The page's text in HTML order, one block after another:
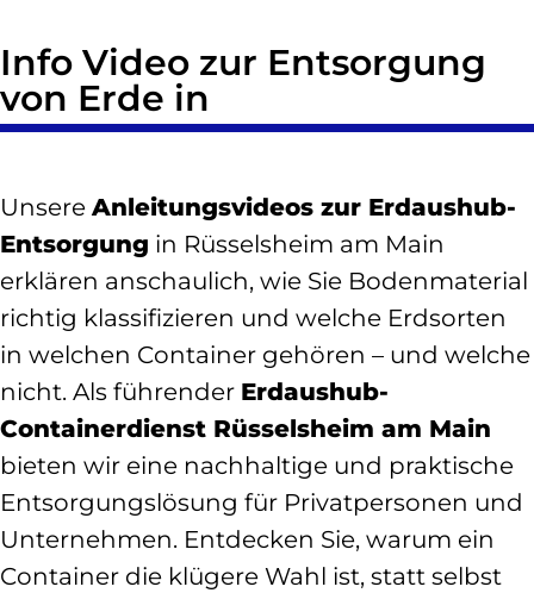
Info Video zur Entsorgung
von Erde in
Unsere Anleitungsvideos zur Erdaushub-
Entsorgung in Rüsselsheim am Main
erklären anschaulich, wie Sie Bodenmaterial
richtig klassifizieren und welche Erdsorten
in welchen Container gehören – und welche
nicht. Als führender Erdaushub-
Containerdienst Rüsselsheim am Main
bieten wir eine nachhaltige und praktische
Entsorgungslösung für Privatpersonen und
Unternehmen. Entdecken Sie, warum ein
Container die klügere Wahl ist, statt selbst